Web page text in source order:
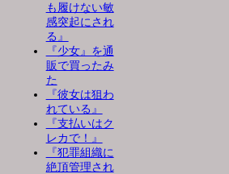
も履けない敏
感突起にされ
る』
『少女』を通
販で買ったみ
た
『彼女は狙わ
れている』
『支払いはク
レカで！』
『犯罪組織に
絶頂管理され